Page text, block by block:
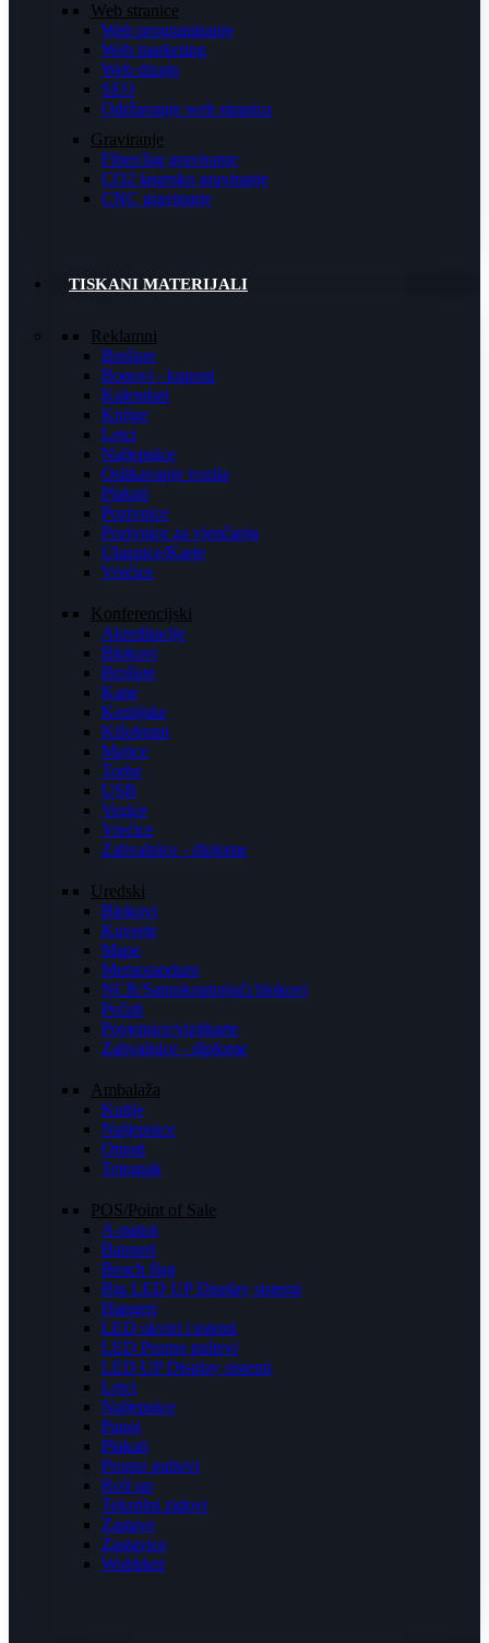
Web stranice
Web programiranje
Web marketing
Web dizajn
SEO
Održavanje web stranica
Graviranje
Fiber/Jag graviranje
CO2 lasersko graviranje
CNC graviranje
TISKANI MATERIJALI
Reklamni
Brošure
Bonovi - kuponi
Kalendari
Knjige
Letci
Naljepnice
Oslikavanje vozila
Plakati
Pozivnice
Pozivnice za vjenčanja
Ulaznice/Karte
Vrećice
Konferencijski
Akreditacije
Blokovi
Brošure
Kape
Kemijske
Kišobrani
Majice
Torbe
USB
Vezice
Vrećice
Zahvalnice - diplome
Uredski
Blokovi
Kuverte
Mape
Memorandum
NCR/Samokopirajući blokovi
Pečati
Posjetnice/vizitkarte
Zahvalnice - diplome
Ambalaža
Kutije
Naljepnice
Omoti
Tetrapak
POS/Point of Sale
A-panoi
Banneri
Beach flag
Big LED UP Display sistemi
Hangeri
LED okviri i totemi
LED Promo pultevi
LED UP Display sistemi
Letci
Naljepnice
Panoi
Plakati
Promo pultovi
Roll up
Tekstilni zidovi
Zastave
Zastavice
Wobbleri